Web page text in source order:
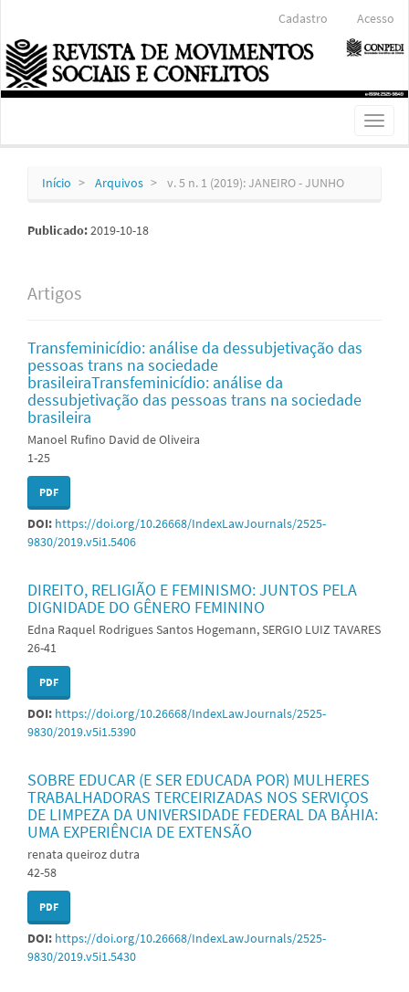
Conteúdo
principal
Barra
Lateral
Cadastro Acesso
Toggle
Início Arquivos v. 5 n. 1 (2019): JANEIRO - JUNHO
Publicado:2019-10-18
Artigos
Transfeminicídio: análise da dessubjetivação das
pessoas trans na sociedade
brasileiraTransfeminicídio: análise da
dessubjetivação das pessoas trans na sociedade
brasileira
Manoel Rufino David de Oliveira
1-25
PDF
DOI: https://doi.org/10.26668/IndexLawJournals/2525-
9830/2019.v5i1.5406
DIREITO, RELIGIÃO E FEMINISMO: JUNTOS PELA
DIGNIDADE DO GÊNERO FEMININO
Edna Raquel Rodrigues Santos Hogemann, SERGIO LUIZ TAVARES
26-41
PDF
DOI: https://doi.org/10.26668/IndexLawJournals/2525-
9830/2019.v5i1.5390
SOBRE EDUCAR (E SER EDUCADA POR) MULHERES
TRABALHADORAS TERCEIRIZADAS NOS SERVIÇOS
DE LIMPEZA DA UNIVERSIDADE FEDERAL DA BAHIA:
UMA EXPERIÊNCIA DE EXTENSÃO
renata queiroz dutra
42-58
PDF
DOI: https://doi.org/10.26668/IndexLawJournals/2525-
9830/2019.v5i1.5430